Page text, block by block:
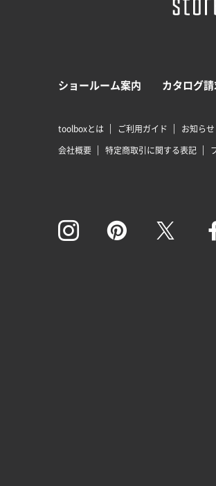
ショールーム案内 カタログ
toolboxとは ご利用ガイド お知らせ
会社概要
特定商取引に関する表記